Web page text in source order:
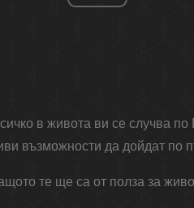
в живота ви се случва
възможности да дойдат по
те ще са от полза за